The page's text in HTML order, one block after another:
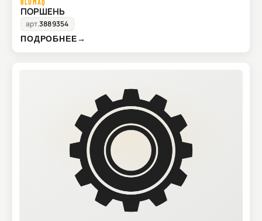
BLUMAQ
ПОРШЕНЬ
арт.3889354
ПОДРОБНЕЕ→